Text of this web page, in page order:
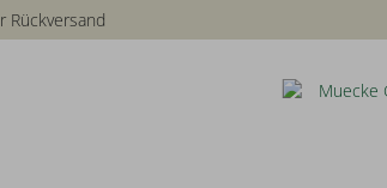
Rückversand